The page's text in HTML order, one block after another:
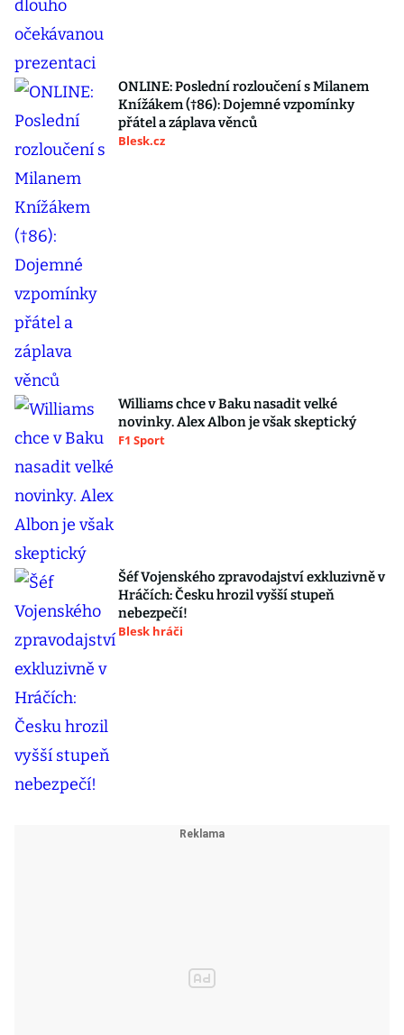
ONLINE: Poslední rozloučení s Milanem
Knížákem (†86): Dojemné vzpomínky
přátel a záplava věnců
Blesk.cz
Williams chce v Baku nasadit velké
novinky. Alex Albon je však skeptický
F1 Sport
Šéf Vojenského zpravodajství exkluzivně v
Hráčích: Česku hrozil vyšší stupeň
nebezpečí!
Blesk hráči